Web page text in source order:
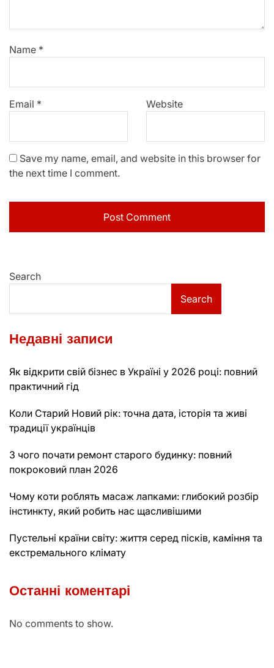
Name *
Email * Website
Save my name, email, and website in this browser for
the next time I comment.
Search
Search
Недавні записи
Як відкрити свій бізнес в Україні у 2026 році: повний
практичний гід
Коли Старий Новий рік: точна дата, історія та живі
традиції українців
З чого почати ремонт старого будинку: повний
покроковий план 2026
Чому коти роблять масаж лапками: глибокий розбір
інстинкту, який робить нас щасливішими
Пустельні країни світу: життя серед пісків, каміння та
екстремального клімату
Останні коментарі
No comments to show.